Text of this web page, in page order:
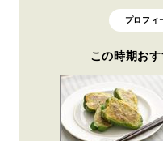
プロフィ
この時期お